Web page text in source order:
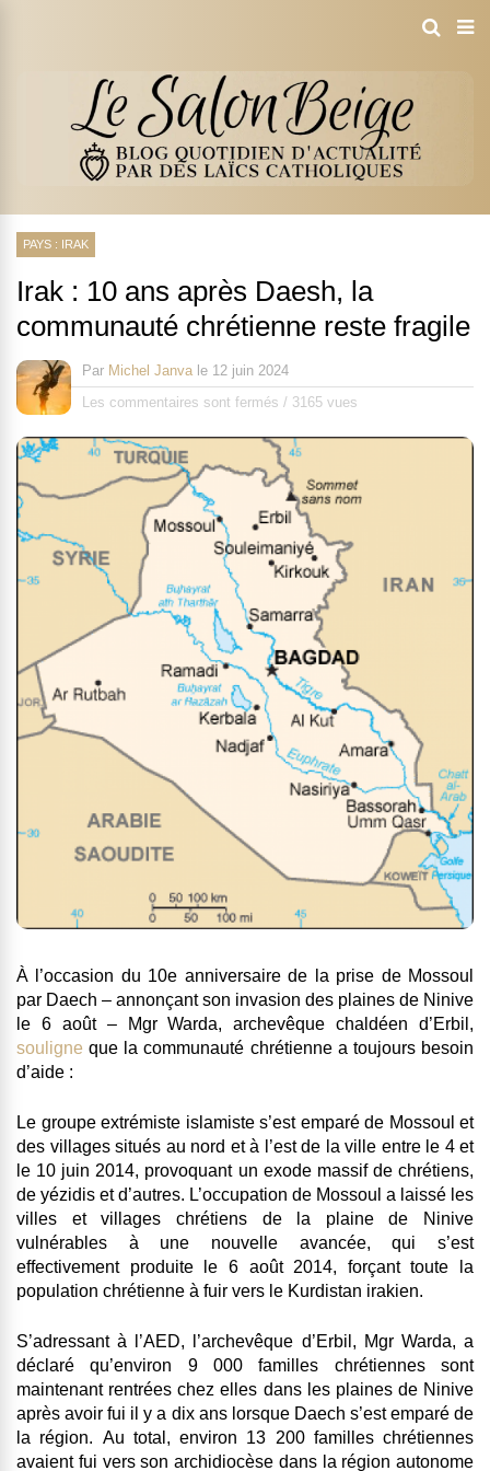
PAYS : IRAK
Irak : 10 ans après Daesh, la
communauté chrétienne reste fragile
Par Michel Janva le 12 juin 2024
Les commentaires sont fermés / 3165 vues
À l’occasion du 10e anniversaire de la prise de Mossoul
par Daech – annonçant son invasion des plaines de Ninive
le 6 août – Mgr Warda, archevêque chaldéen d’Erbil,
souligne que la communauté chrétienne a toujours besoin
d’aide :
Le groupe extrémiste islamiste s’est emparé de Mossoul et
des villages situés au nord et à l’est de la ville entre le 4 et
le 10 juin 2014, provoquant un exode massif de chrétiens,
de yézidis et d’autres. L’occupation de Mossoul a laissé les
villes et villages chrétiens de la plaine de Ninive
vulnérables à une nouvelle avancée, qui s’est
effectivement produite le 6 août 2014, forçant toute la
population chrétienne à fuir vers le Kurdistan irakien.
S’adressant à l’AED, l’archevêque d’Erbil, Mgr Warda, a
déclaré qu’environ 9 000 familles chrétiennes sont
maintenant rentrées chez elles dans les plaines de Ninive
après avoir fui il y a dix ans lorsque Daech s’est emparé de
la région. Au total, environ 13 200 familles chrétiennes
avaient fui vers son archidiocèse dans la région autonome